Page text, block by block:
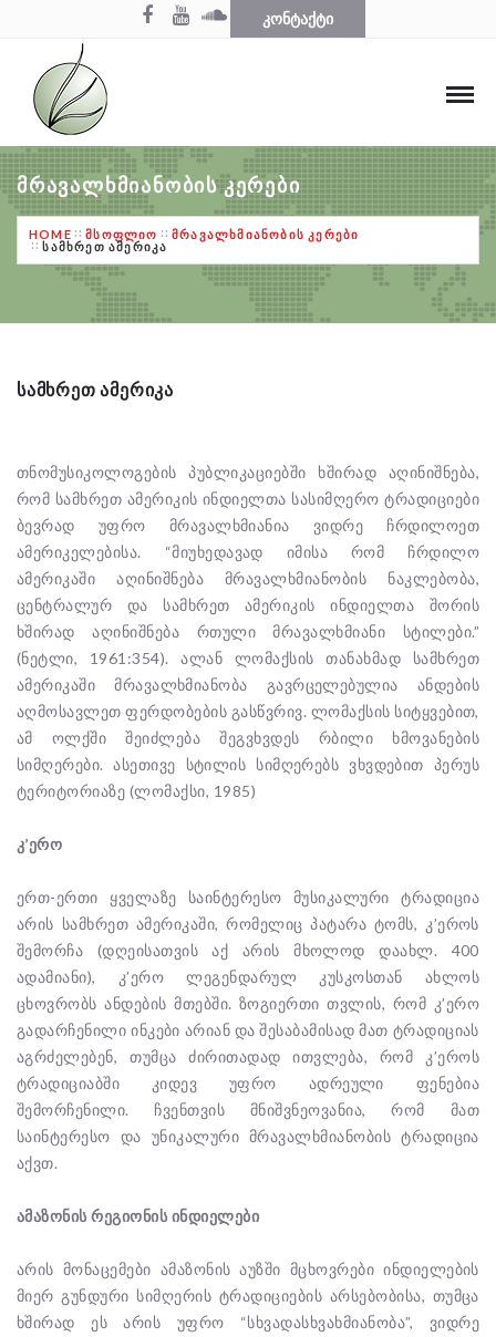
ᲙᲝᲜᲢᲐᲥᲢᲘ
ᲛᲠᲐᲕᲐᲚᲮᲛᲘᲐᲜᲝᲑᲘᲡ ᲙᲔᲠᲔᲑᲘ
HOME ᲛᲡᲝᲤᲚᲘᲝ
ᲛᲠᲐᲕᲐᲚᲮᲛᲘᲐᲜᲝᲑᲘᲡ ᲙᲔᲠᲔᲑᲘ
ᲡᲐᲛᲮᲠᲔᲗ ᲐᲛᲔᲠᲘᲙᲐ
ᲡᲐᲛᲮᲠᲔᲗ ᲐᲛᲔᲠᲘᲙᲐ
თნომუსიკოლოგების პუბლიკაციებში ხშირად აღინიშნება,
რომ სამხრეთ ამერიკის ინდიელთა სასიმღერო ტრადიციები
ბევრად უფრო მრავალხმიანია ვიდრე ჩრდილოეთ
ამერიკელებისა. “მიუხედავად იმისა რომ ჩრდილო
ამერიკაში აღინიშნება მრავალხმიანობის ნაკლებობა,
ცენტრალურ და სამხრეთ ამერიკის ინდიელთა შორის
ხშირად აღინიშნება რთული მრავალხმიანი სტილები.”
(ნეტლი, 1961:354). ალან ლომაქსის თანახმად სამხრეთ
ამერიკაში მრავალხმიანობა გავრცელებულია ანდების
აღმოსავლეთ ფერდობების გასწვრივ. ლომაქსის სიტყვებით,
ამ ოლქში შეიძლება შეგვხვდეს რბილი ხმოვანების
სიმღერები. ასეთივე სტილის სიმღერებს ვხვდებით პერუს
ტერიტორიაზე (ლომაქსი, 1985)
კ’ერო
ერთ-ერთი ყველაზე საინტერესო მუსიკალური ტრადიცია
არის სამხრეთ ამერიკაში, რომელიც პატარა ტომს, კ’ეროს
შემორჩა (დღეისათვის აქ არის მხოლოდ დაახლ. 400
ადამიანი), კ’ერო ლეგენდარულ კუსკოსთან ახლოს
ცხოვრობს ანდების მთებში. ზოგიერთი თვლის, რომ კ’ერო
გადარჩენილი ინკები არიან და შესაბამისად მათ ტრადიციას
აგრძელებენ, თუმცა ძირითადად ითვლება, რომ კ’ეროს
ტრადიციაბში კიდევ უფრო ადრეული ფენებია
შემორჩენილი. ჩვენთვის მნიშვნეოვანია, რომ მათ
საინტერესო და უნიკალური მრავალხმიანობის ტრადიცია
აქვთ.
ამაზონის რეგიონის ინდიელები
არის მონაცემები ამაზონის აუზში მცხოვრები ინდიელების
მიერ გუნდური სიმღერის ტრადიციების არსებობისა, თუმცა
ხშირად ეს არის უფრო “სხვადასხვახმიანობა”, ვიდრე